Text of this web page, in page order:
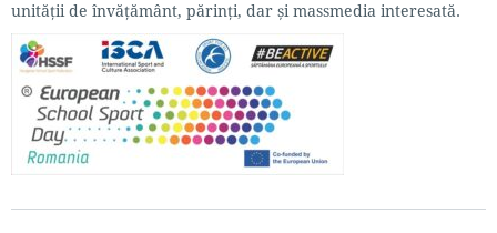
unității de învățământ, părinți, dar și massmedia interesată.